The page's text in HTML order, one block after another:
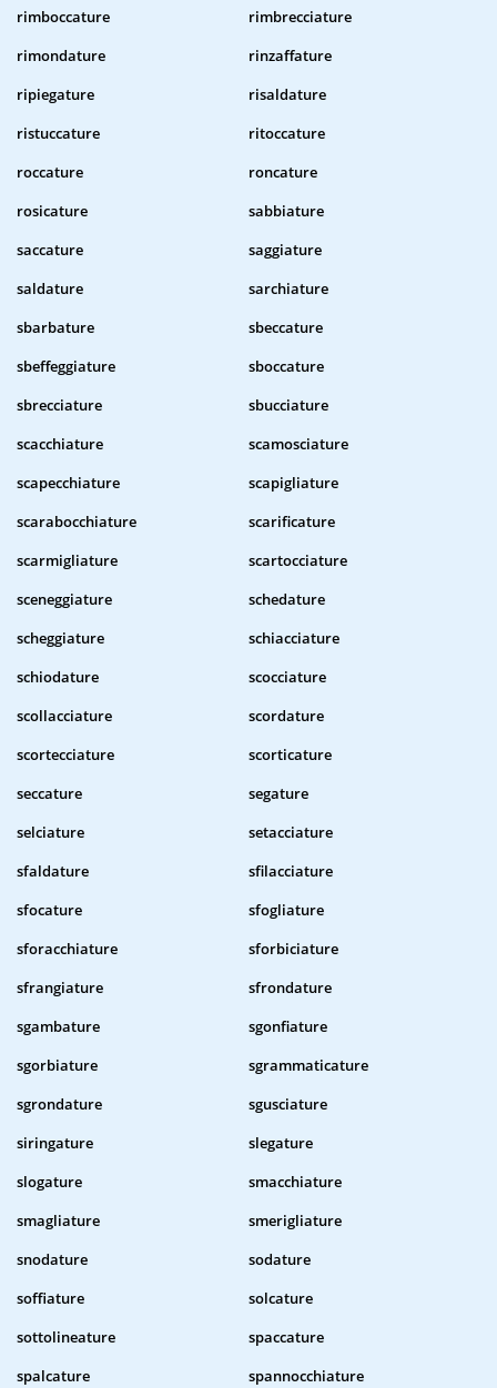
rimboccature
rimbrecciature
rimondature
rinzaffature
ripiegature
risaldature
ristuccature
ritoccature
roccature
roncature
rosicature
sabbiature
saccature
saggiature
saldature
sarchiature
sbarbature
sbeccature
sbeffeggiature
sboccature
sbrecciature
sbucciature
scacchiature
scamosciature
scapecchiature
scapigliature
scarabocchiature
scarificature
scarmigliature
scartocciature
sceneggiature
schedature
scheggiature
schiacciature
schiodature
scocciature
scollacciature
scordature
scortecciature
scorticature
seccature
segature
selciature
setacciature
sfaldature
sfilacciature
sfocature
sfogliature
sforacchiature
sforbiciature
sfrangiature
sfrondature
sgambature
sgonfiature
sgorbiature
sgrammaticature
sgrondature
sgusciature
siringature
slegature
slogature
smacchiature
smagliature
smerigliature
snodature
sodature
soffiature
solcature
sottolineature
spaccature
spalcature
spannocchiature